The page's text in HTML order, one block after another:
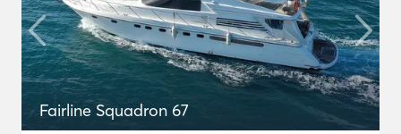
Fairline Squadron 67